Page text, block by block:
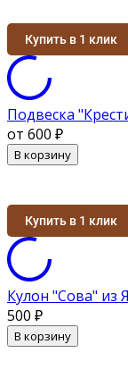
Купить в 1 клик
Подвеска
от 600 ₽
В корзину
Купить в 1 клик
Кулон "Сова" из
500 ₽
В корзину